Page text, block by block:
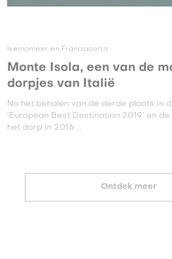
Isemomeer en Franciacorta
Monte Isola, een van de
dorpjes van Italië
Na het behalen van de derde plaats in
‘European Best Destination 2019’ en
het dorp in 2016 ...
Ontdek meer